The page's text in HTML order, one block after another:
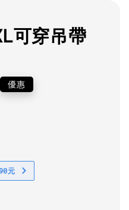
可穿吊帶
優惠
元